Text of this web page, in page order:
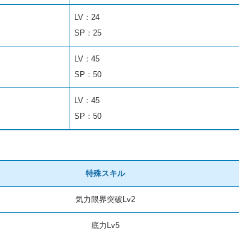
LV：24
SP：25
LV：45
SP：50
LV：45
SP：50
特殊スキル
気力限界突破Lv2
底力Lv5